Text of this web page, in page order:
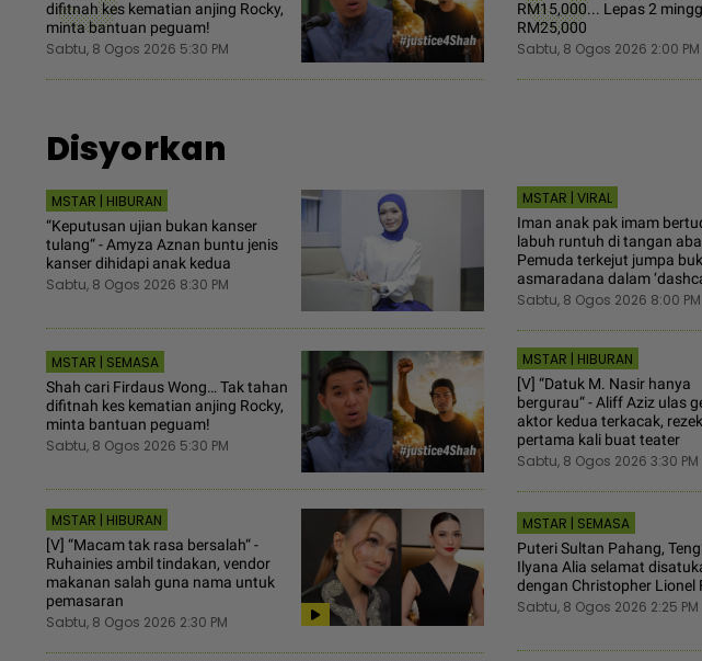
difitnah kes kematian anjing Rocky,
minta bantuan peguam!
Sabtu, 8 Ogos 2026 5:30 PM
RM15,000... Lepas 2
RM25,000
Sabtu, 8 Ogos 2026 2:00 PM
Disyorkan
MSTAR | HIBURAN
“Keputusan ujian bukan kanser
tulang“ - Amyza Aznan buntu jenis
kanser dihidapi anak kedua
Sabtu, 8 Ogos 2026 8:30 PM
MSTAR | VIRAL
Iman anak pak imam
labuh runtuh di tangan
Pemuda terkejut jumpa
asmaradana dalam
Sabtu, 8 Ogos 2026 8:00 PM
MSTAR | SEMASA
Shah cari Firdaus Wong… Tak tahan
difitnah kes kematian anjing Rocky,
minta bantuan peguam!
Sabtu, 8 Ogos 2026 5:30 PM
MSTAR | HIBURAN
[V] “Datuk M. Nasir hanya
bergurau“ - Aliff Aziz ulas
aktor kedua terkacak,
pertama kali buat teater
Sabtu, 8 Ogos 2026 3:30 PM
MSTAR | HIBURAN
[V] “Macam tak rasa bersalah“ -
Ruhainies ambil tindakan, vendor
makanan salah guna nama untuk
pemasaran
Sabtu, 8 Ogos 2026 2:30 PM
MSTAR | SEMASA
Puteri Sultan Pahang,
Ilyana Alia selamat
dengan Christopher Lionel
Sabtu, 8 Ogos 2026 2:25 PM